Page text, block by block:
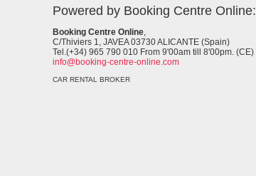
Powered by Booking Centre Online:
Booking Centre Online,
C/Thiviers 1, JAVEA 03730 ALICANTE (Spain)
Tel.(+34) 965 790 010 From 9'00am till 8'00pm. (CE)
info@booking-centre-online.com
CAR RENTAL BROKER